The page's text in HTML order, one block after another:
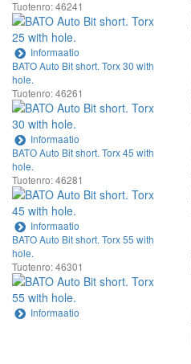
Tuotenro: 46241
Informaatio
BATO Auto Bit short. Torx 30 with
hole.
Tuotenro: 46261
Informaatio
BATO Auto Bit short. Torx 45 with
hole.
Tuotenro: 46281
Informaatio
BATO Auto Bit short. Torx 55 with
hole.
Tuotenro: 46301
Informaatio